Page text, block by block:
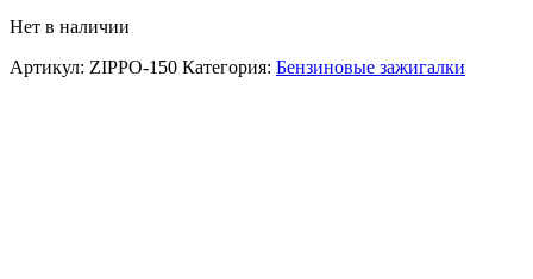
Нет в наличии
Артикул: ZIPPO-150 Категория: Бензиновые зажигалки